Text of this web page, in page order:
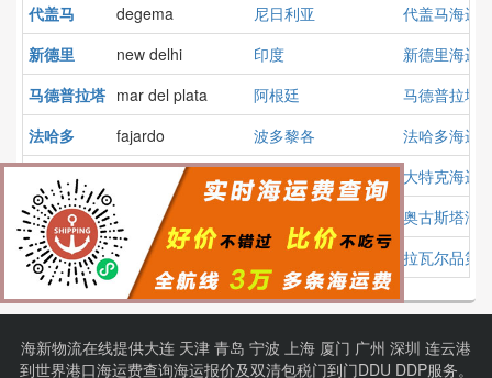
代盖马
degema 尼日利亚
代盖马海运
新德里
new delhi 印度
新德里海运
马德普拉塔 mar del plata 阿根廷
马德普拉塔
法哈多
fajardo 波多黎各
法哈多海运
大特克
grand turk 特克斯和凯科斯群岛
大特克海运
奥古斯塔
augusta
奥古斯塔海
拉瓦尔品第 rawalpindi 巴基斯坦 拉瓦尔品第
海新物流在线提供大连 天津 青岛 宁波 上海 厦门 广州 深圳 连云港
到世界港口海运费查询海运报价及双清包税门到门DDU DDP服务。